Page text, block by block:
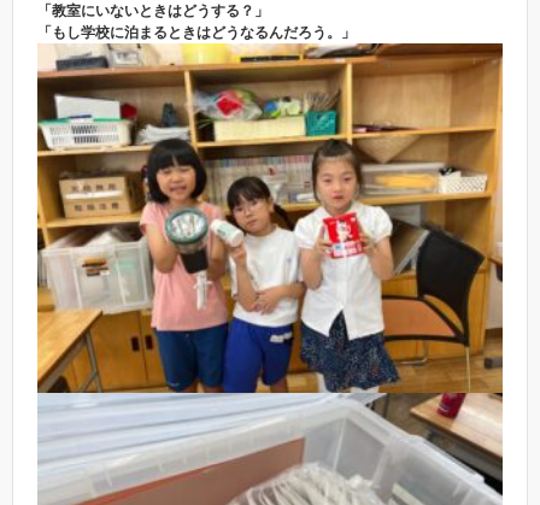
「教室にいないときはどうする？」
「もし学校に泊まるときはどうなるんだろう。」